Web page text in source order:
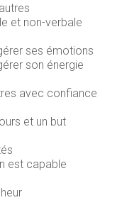
et non-verbale
ses émotions
son énergie
avec confiance
et un but
est capable